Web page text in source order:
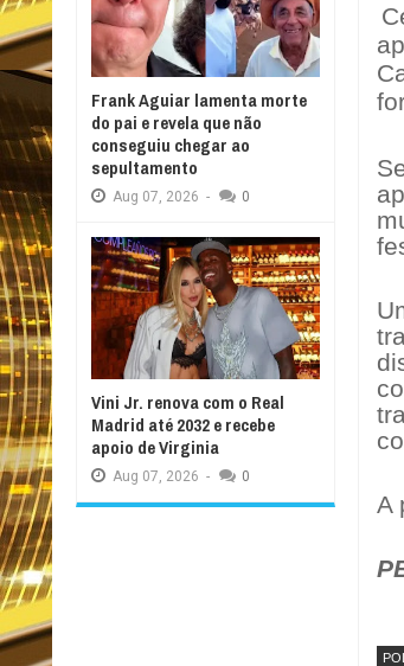
A
Frank Aguiar lamenta morte
do pai e revela que não
conseguiu chegar ao
sepultamento
Aug 07, 2026 - 0
Vini Jr. renova com o Real
Madrid até 2032 e recebe
apoio de Virginia
Aug 07, 2026 - 0